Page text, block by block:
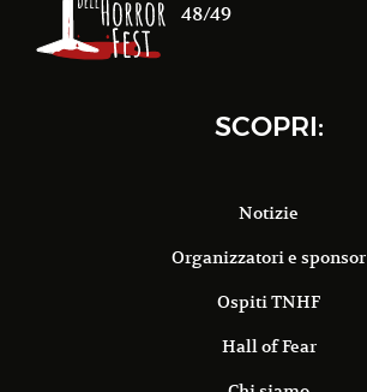
48/49
SCOPRI:
Notizie
Organizzatori e sponsor
Ospiti TNHF
Hall of Fear